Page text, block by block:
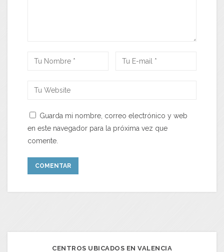
Guarda mi nombre, correo electrónico y web
en este navegador para la próxima vez que
comente.
CENTROS UBICADOS EN VALENCIA